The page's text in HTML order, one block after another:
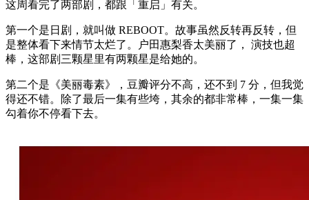
这周看完了两部剧，都跟「重启」有关。
第一个是日剧，就叫做 REBOOT。故事虽然反转再反转，但
是整体看下来情节太烂了。户田惠梨香太美丽了， 演技也超
棒，这部剧三颗星里有两颗星是给她的。
第二个是《美丽毒素》，豆瓣评分不高，还不到 7 分，但我觉
得还不错。除了最后一集有些垮，其余的都非常棒，一集一集
勾着你不停看下去。